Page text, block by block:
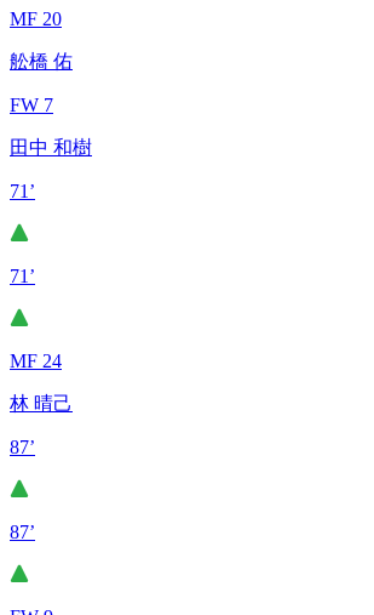
MF 20
舩橋 佑
FW 7
田中 和樹
71’
71’
MF 24
林 晴己
87’
87’